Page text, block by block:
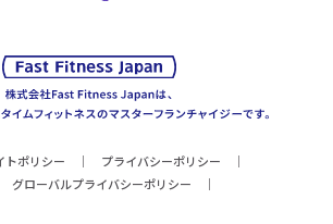
トポリシー
プライバシーポリシー
グローバルプライバシーポリシー